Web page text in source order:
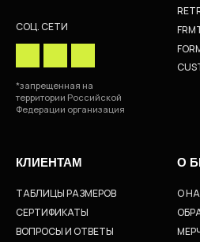
О
КЛИЕНТАМ
СЕРТИФИКАТЫ
ТАБЛИЦЫ РАЗМЕРОВ
СОЦ. СЕТИ
*запрещенная на
территории Российской
Федерации организация
ВОПРОСЫ И ОТВЕТЫ
О